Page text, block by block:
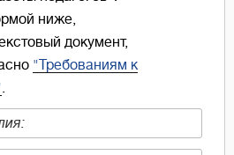
ниже,
документ,
"Требованиям к